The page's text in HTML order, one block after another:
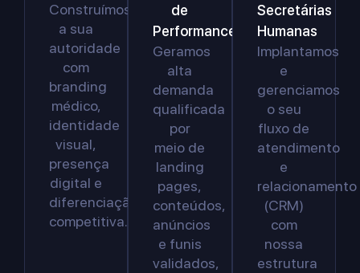
Construímos
a sua
autoridade
com
branding
médico,
identidade
visual,
presença
digital e
diferenciação
competitiva.
de
Performance
Geramos
alta
demanda
qualificada
por
meio de
landing
pages,
conteúdos,
anúncios
e funis
validados,
Secretárias
Humanas
Implantamos
e
gerenciamos
o seu
fluxo de
atendimento
e
relacionamento
(CRM)
com
nossa
estrutura